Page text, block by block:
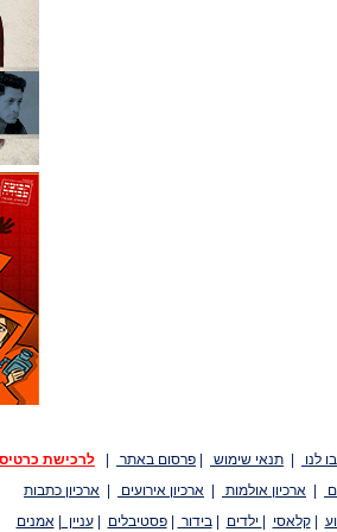
לנו תנאי שימוש פרסום באתר
לרכישת
ארכיון אולמות ארכיון אירועים
ארכיון כתבות
|קלאסי ילדים |בידור |פסטיבלים |עניין |אמנים